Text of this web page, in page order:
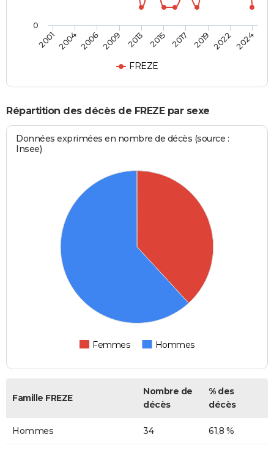
FREZE
2001200420062009 2013 2015 2017 2019 2022 2024
0
Répartition des décès de FREZE par sexe
Données exprimées en nombre de décès (source :
Insee)
Femmes Hommes
Famille FREZE
Nombre de
décès
% des
décès
Hommes 34 61,8 %